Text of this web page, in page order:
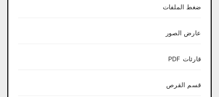
ضغط الملفات
عارض الصور
قارئات PDF
قسم القرص